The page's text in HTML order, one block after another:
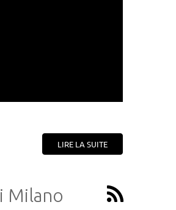
LIRE LA SUITE
Milano